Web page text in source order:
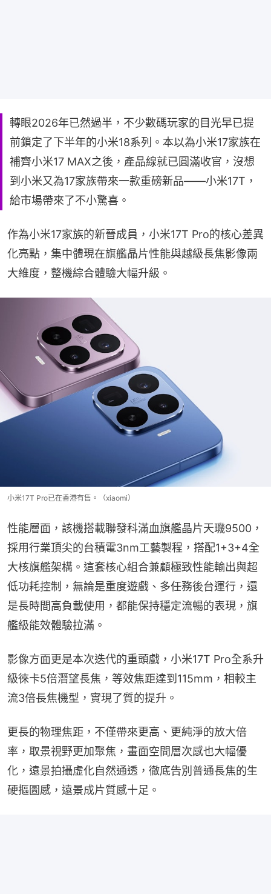
轉眼2026年已然過半，不少數碼玩家的目光早已提
前鎖定了下半年的小米18系列。本以為小米17家族在
補齊小米17 MAX之後，產品線就已圓滿收官，沒想
到小米又為17家族帶來一款重磅新品——小米17T，
給市場帶來了不小驚喜。
作為小米17家族的新晉成員，小米17T Pro的核心差異
化亮點，集中體現在旗艦晶片性能與越級長焦影像兩
大維度，整機綜合體驗大幅升級。
小米17T Pro已在香港有售。（xiaomi）
性能層面，該機搭載聯發科滿血旗艦晶片天璣9500，
採用行業頂尖的台積電3nm工藝製程，搭配1+3+4全
大核旗艦架構。這套核心組合兼顧極致性能輸出與超
低功耗控制，無論是重度遊戲、多任務後台運行，還
是長時間高負載使用，都能保持穩定流暢的表現，旗
艦級能效體驗拉滿。
影像方面更是本次迭代的重頭戲，小米17T Pro全系升
級徠卡5倍潛望長焦，等效焦距達到115mm，相較主
流3倍長焦機型，實現了質的提升。
更長的物理焦距，不僅帶來更高、更純淨的放大倍
率，取景視野更加聚焦，畫面空間層次感也大幅優
化，遠景拍攝虛化自然通透，徹底告別普通長焦的生
硬摳圖感，遠景成片質感十足。